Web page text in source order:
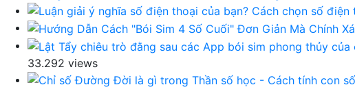
33.292 views